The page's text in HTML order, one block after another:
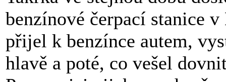
benzínové čerpací stanice
přijel k benzínce autem,
hlavě a poté, co vešel